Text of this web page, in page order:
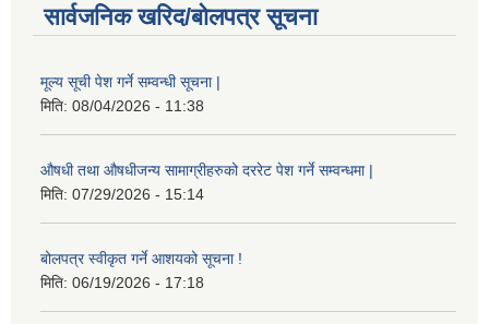
सार्वजनिक खरिद/बोलपत्र सूचना
मूल्य सूची पेश गर्ने सम्वन्धी सूचना |
मिति: 08/04/2026 - 11:38
औषधी तथा औषधीजन्य सामाग्रीहरुको दररेट पेश गर्ने सम्वन्धमा |
मिति: 07/29/2026 - 15:14
बोलपत्र स्वीकृत गर्ने आशयको सूचना !
मिति: 06/19/2026 - 17:18